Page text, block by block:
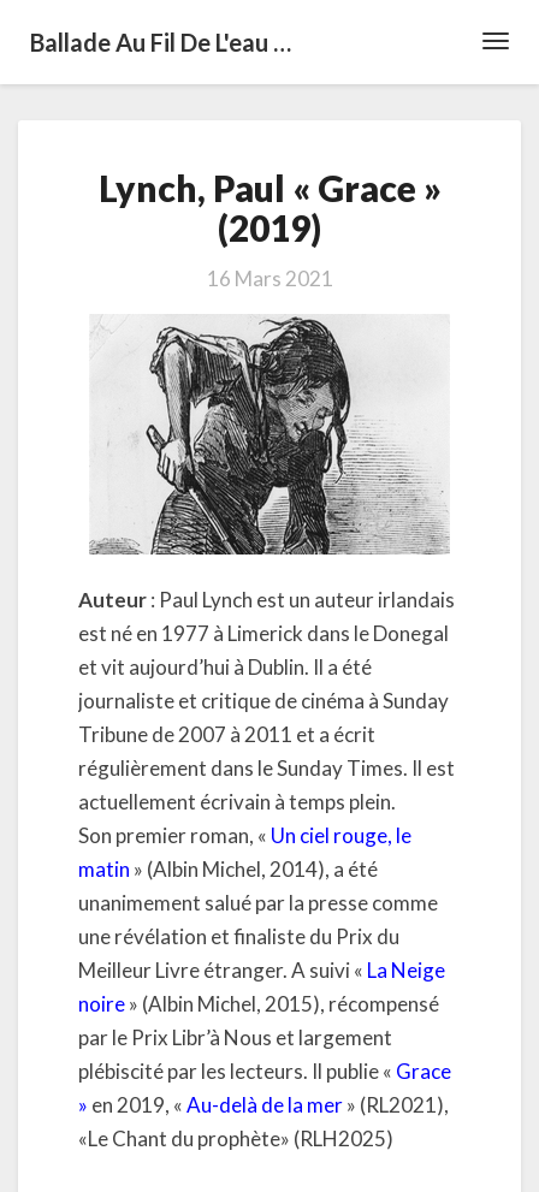
Ballade Au Fil De L'eau …
Paul
«
Grace
(2019)
Lynch, Paul « Grace »
(2019)
16 Mars 2021
Auteur: Paul Lynch est un auteur irlandais
est né en 1977 à Limerick dans le Donegal
et vit aujourd’hui à Dublin. Il a été
journaliste et critique de cinéma à Sunday
Tribune de 2007 à 2011 et a écrit
régulièrement dans le Sunday Times. Il est
actuellement écrivain à temps plein.
Son premier roman, « Un ciel rouge, le
matin » (Albin Michel, 2014), a été
unanimement salué par la presse comme
une révélation et finaliste du Prix du
Meilleur Livre étranger. A suivi « La Neige
noire» (Albin Michel, 2015), récompensé
par le Prix Libr’à Nous et largement
plébiscité par les lecteurs. Il publie « Grace
» en 2019, «Au-delà de la mer» (RL2021),
«Le Chant du prophète» (RLH2025)